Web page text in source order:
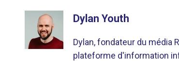
Dylan Youth
Dylan, fondateur du média
plateforme d'information